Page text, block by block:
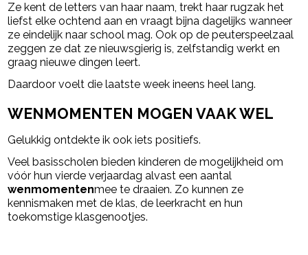
Ze kent de letters van haar naam, trekt haar rugzak het
liefst elke ochtend aan en vraagt bijna dagelijks wanneer
ze eindelijk naar school mag. Ook op de peuterspeelzaal
zeggen ze dat ze nieuwsgierig is, zelfstandig werkt en
graag nieuwe dingen leert.
Daardoor voelt die laatste week ineens heel lang.
WENMOMENTEN MOGEN VAAK WEL
Gelukkig ontdekte ik ook iets positiefs.
Veel basisscholen bieden kinderen de mogelijkheid om
vóór hun vierde verjaardag alvast een aantal
wenmomentenmee te draaien. Zo kunnen ze
kennismaken met de klas, de leerkracht en hun
toekomstige klasgenootjes.